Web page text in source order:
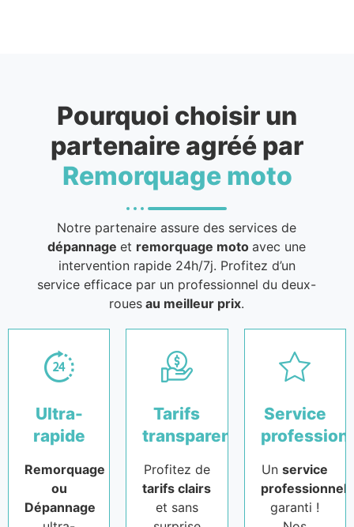
Pourquoi choisir un
partenaire agréé par
Remorquage moto
Notre partenaire assure des services de
dépannageet remorquage motoavec une
intervention rapide 24h/7j. Profitez d’un
service efficace par un professionnel du deux-
roues au meilleur prix.
Ultra-
rapide
Remorquage
ou
Dépannage
Tarifs
transparents
Profitez de
tarifs clairs
et sans
Service
Unservice
professionnel
garanti !